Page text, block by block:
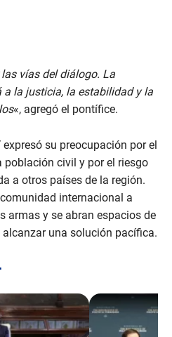
vías del diálogo. La
la justicia, la estabilidad y la
«, agregó el pontífice.
su preocupación por el
civil y por el riesgo
a otros países de la región.
internacional a
armas y se abran espacios de
una solución pacífica.